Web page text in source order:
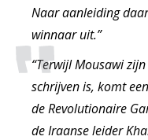
Naar aanleiding
winnaar uit.”
“Terwijl Mousawi
schrijven is, komt
de Revolutionaire
de Iraanse leider